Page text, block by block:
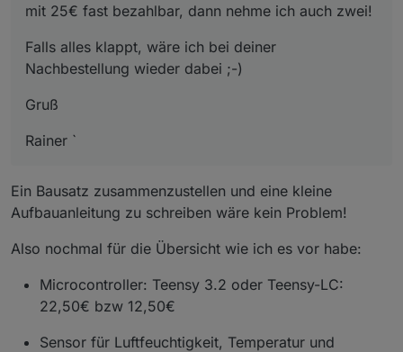
mit 25€ fast bezahlbar, dann nehme ich auch zwei!
Falls alles klappt, wäre ich bei deiner
Nachbestellung wieder dabei ;-)
Gruß
Rainer `
Ein Bausatz zusammenzustellen und eine kleine
Aufbauanleitung zu schreiben wäre kein Problem!
Also nochmal für die Übersicht wie ich es vor habe:
Microcontroller: Teensy 3.2 oder Teensy-LC:
22,50€ bzw 12,50€
Sensor für Luftfeuchtigkeit, Temperatur und